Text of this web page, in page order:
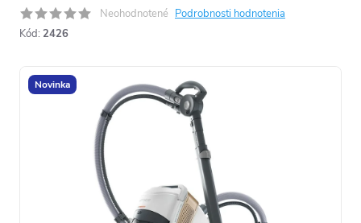
Neohodnotené Podrobnosti hodnotenia
Kód: 2426
Novinka